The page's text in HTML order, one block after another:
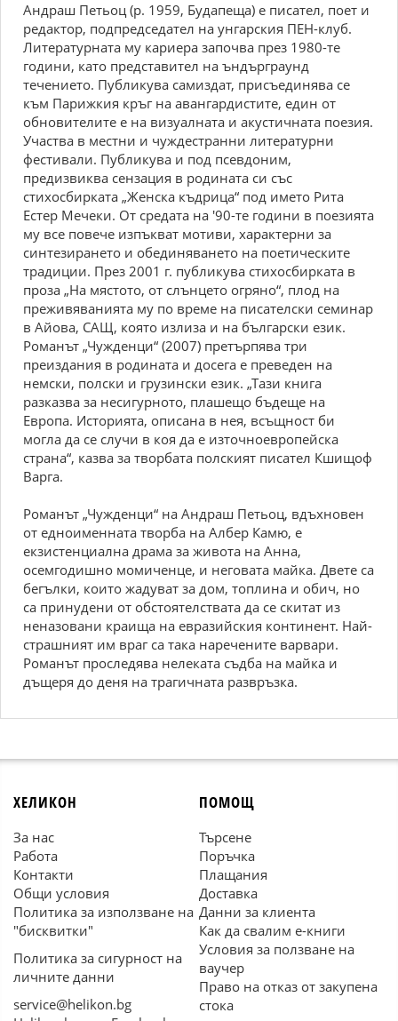
Андраш Петьоц (р. 1959, Будапеща) е писател, поет и
редактор, подпредседател на унгарския ПЕН-клуб.
Литературната му кариера започва през 1980-те
години, като представител на ъндърграунд
течението. Публикува самиздат, присъединява се
към Парижкия кръг на авангардистите, един от
обновителите е на визуалната и акустичната поезия.
Участва в местни и чуждестранни литературни
фестивали. Публикува и под псевдоним,
предизвиква сензация в родината си със
стихосбирката „Женска къдрица“ под името Рита
Естер Мечеки. От средата на '90-те години в поезията
му все повече изпъкват мотиви, характерни за
синтезирането и обединяването на поетическите
традиции. През 2001 г. публикува стихосбирката в
проза „На мястото, от слънцето огряно“, плод на
преживяванията му по време на писателски семинар
в Айова, САЩ, която излиза и на български език.
Романът „Чужденци“ (2007) претърпява три
преиздания в родината и досега е преведен на
немски, полски и грузински език. „Тази книга
разказва за несигурното, плашещо бъдеще на
Европа. Историята, описана в нея, всъщност би
могла да се случи в коя да е източноевропейска
страна“, казва за творбата полският писател Кшищоф
Варга.
Романът „Чужденци“ на Андраш Петьоц, вдъхновен
от едноименната творба на Албер Камю, е
екзистенциална драма за живота на Анна,
осемгодишно момиченце, и неговата майка. Двете са
бегълки, които жадуват за дом, топлина и обич, но
са принудени от обстоятелствата да се скитат из
неназовани краища на евразийския континент. Най-
страшният им враг са така наречените варвари.
Романът проследява нелеката съдба на майка и
дъщеря до деня на трагичната развръзка.
ХЕЛИКОН
За нас
Работа
Контакти
Общи условия
Политика за използване на
"бисквитки"
Политика за сигурност на
личните данни
service@helikon.bg
ПОМОЩ
Търсене
Поръчка
Плащания
Доставка
Данни за клиента
Как да свалим е-книги
Условия за ползване на
ваучер
Право на отказ от закупена
стока